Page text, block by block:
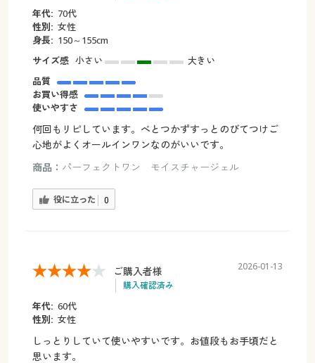
年代: 70代
性別: 女性
身長: 150～155cm
サイズ感 小さい
大きい
品質
お買い得感
使いやすさ
何回もリピしています。べとつかずすっとのびてつけご
心地がよくオールインワンなのがいいです。
商品： パーフェクトワン モイスチャージェル
役に立った 0
ご購入者様
購入確認済み
2026-01-13
年代: 60代
性別: 女性
しっとりしていて使いやすいです。お値段もお手頃だと
思います。